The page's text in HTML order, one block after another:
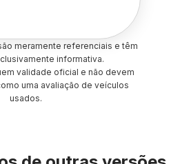
meramente referenciais e têm
informativa.
validade oficial e não devem
uma avaliação de veículos
usados.